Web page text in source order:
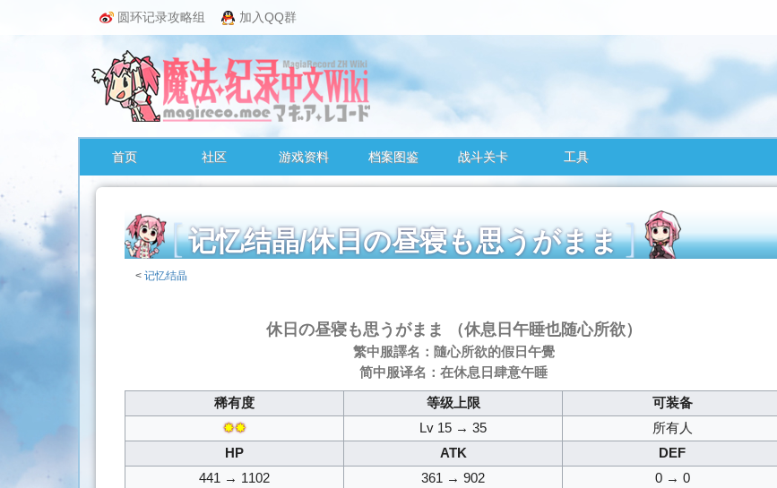
圆环记录攻略组 加入QQ群
首页 社区 游戏资料 档案图鉴 战斗关卡 工具
记忆结晶/休日の昼寝も思うがまま
<记忆结晶
、
搜
休日の昼寝も思うがまま （休息日午睡也随心所欲）
繁中服譯名：隨心所欲的假日午覺
简中服译名：在休息日肆意午睡
稀有度 等级上限
可装备
✸✸
Lv 15 → 35
所有人
HP
ATK
DEF
441 → 1102
361 → 902
0 → 0